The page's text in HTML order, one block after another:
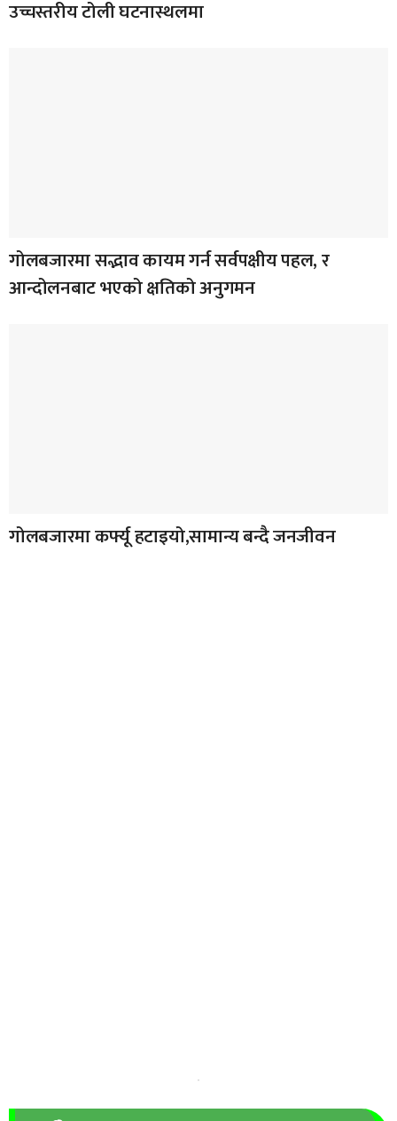
उच्चस्तरीय टोली घटनास्थलमा
गोलबजारमा सद्भाव कायम गर्न सर्वपक्षीय पहल, र
आन्दोलनबाट भएको क्षतिको अनुगमन
गोलबजारमा कर्फ्यू हटाइयो,सामान्य बन्दै जनजीवन